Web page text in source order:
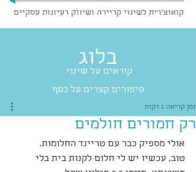
קואוצ'רית לשינוי קריירה ושיווק רעיונות עסקיים
רק חמורים חולמים
זמן קריאה 1 דקות
אולי מספיק כבר עם טריינד החלומות.
טוב, עכשיו יש לי חלום לקנות בית בלי
קוראים על שינוי
סיפורים קצרים על כסף
בלוג